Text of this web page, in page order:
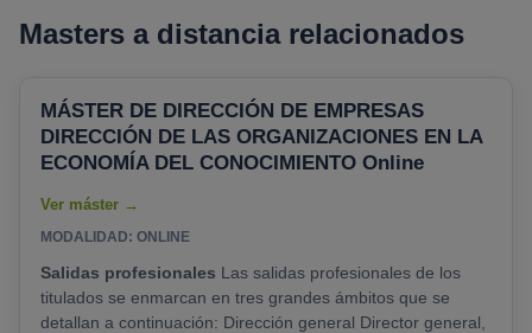
Masters a distancia relacionados
MÁSTER DE DIRECCIÓN DE EMPRESAS
DIRECCIÓN DE LAS ORGANIZACIONES EN LA
ECONOMÍA DEL CONOCIMIENTO Online
MODALIDAD: ONLINE
Salidas profesionales
titulados se enmarcan en tres grandes ámbitos que se
detallan a continuación: Dirección general Director general,